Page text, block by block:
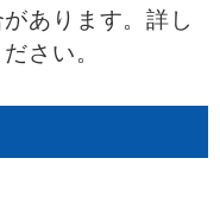
あります。詳し
さい。